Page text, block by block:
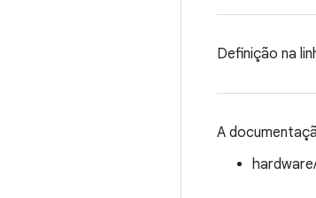
Definição na
A